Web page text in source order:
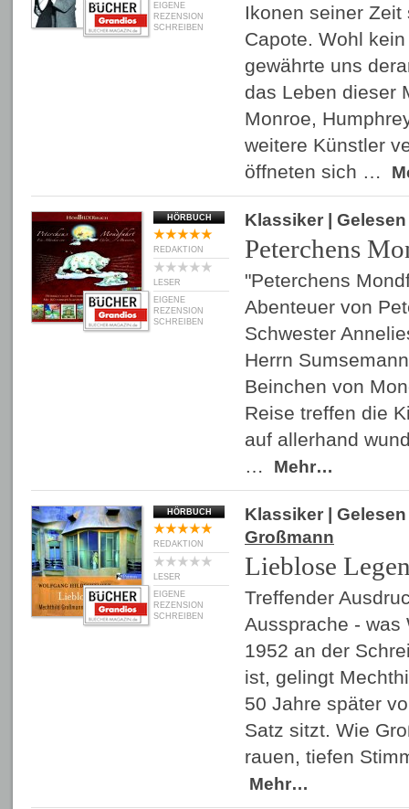
EIGENE
REZENSION
SCHREIBEN
Ikonen seiner
Capote. Wohl
gewährte uns
das Leben dieser
Monroe,
weitere Künstler
öffneten sich …
HÖRBUCH
REDAKTION
LESER
EIGENE
REZENSION
SCHREIBEN
Klassiker |
Peterchens
"Peterchens
Abenteuer von
Schwester
Herrn
Beinchen von
Reise treffen die
auf allerhand
…
Mehr…
HÖRBUCH
REDAKTION
LESER
EIGENE
REZENSION
SCHREIBEN
Klassiker |
Großmann
Lieblose
Treffender
Aussprache - was
1952 an der
ist, gelingt
50 Jahre später
Satz sitzt. Wie
rauen, tiefen
Mehr…